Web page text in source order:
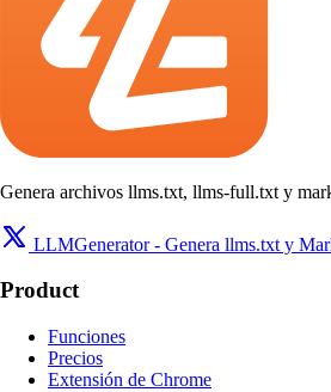
Genera archivos llms.txt, llms-full.txt y
LLMGenerator - Genera llms.txt y
Product
Funciones
Precios
Extensión de Chrome